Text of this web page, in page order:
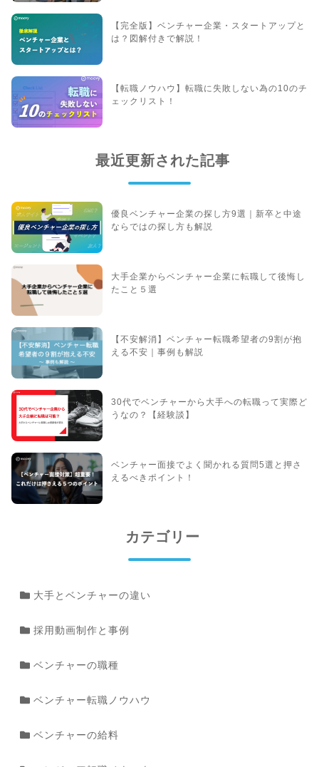
【完全版】ベンチャー企業・スタートアップと
は？図解付きで解説！
【転職ノウハウ】転職に失敗しない為の10のチ
ェックリスト！
最近更新された記事
優良ベンチャー企業の探し方9選｜新卒と中途
ならではの探し方も解説
大手企業からベンチャー企業に転職して後悔し
たこと５選
【不安解消】ベンチャー転職希望者の9割が抱
える不安｜事例も解説
30代でベンチャーから大手への転職って実際ど
うなの？【経験談】
ベンチャー面接でよく聞かれる質問5選と押さ
えるべきポイント！
カテゴリー
大手とベンチャーの違い
採用動画制作と事例
ベンチャーの職種
ベンチャー転職ノウハウ
ベンチャーの給料